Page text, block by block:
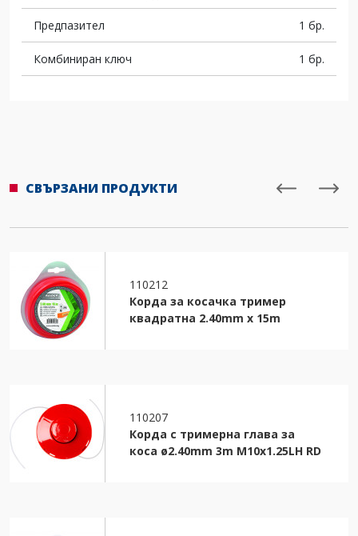
Предпазител 1 бр.
Комбиниран ключ 1 бр.
СВЪРЗАНИ ПРОДУКТИ
110212
Корда за косачка тример
квадратна 2.40mm х 15m
110207
Корда с тримерна глава за
коса ø2.40mm 3m M10x1.25LH RD